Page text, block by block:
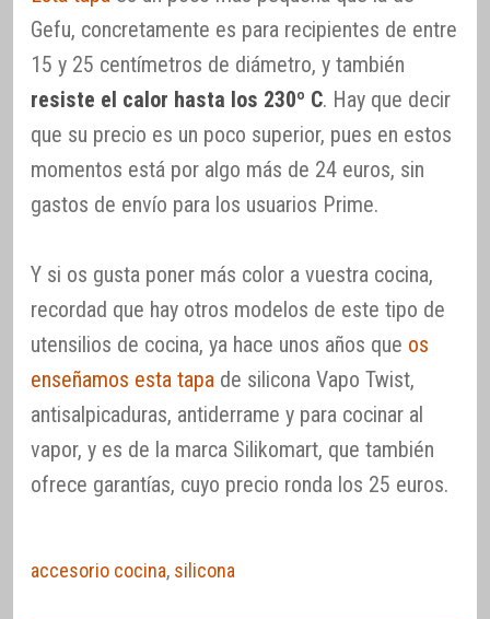
Gefu, concretamente es para recipientes de entre
15 y 25 centímetros de diámetro, y también
resiste el calor hasta los 230º C. Hay que decir
que su precio es un poco superior, pues en estos
momentos está por algo más de 24 euros, sin
gastos de envío para los usuarios Prime.
Y si os gusta poner más color a vuestra cocina,
recordad que hay otros modelos de este tipo de
utensilios de cocina, ya hace unos años que os
enseñamos esta tapa de silicona Vapo Twist,
antisalpicaduras, antiderrame y para cocinar al
vapor, y es de la marca Silikomart, que también
ofrece garantías, cuyo precio ronda los 25 euros.
accesorio cocina, silicona